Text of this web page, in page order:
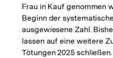
Frau in Kauf genommen
Beginn der
ausgewiesene Zahl.
lassen auf eine weitere
Tötungen 2025